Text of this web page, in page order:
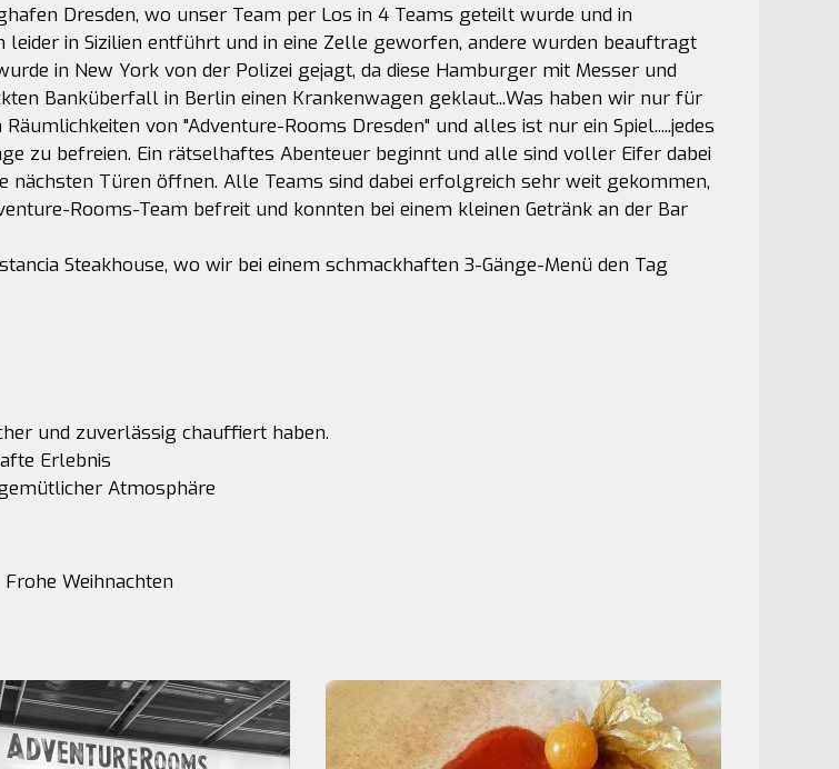
Dresden, wo unser Team per Los in 4 Teams geteilt wurde und in
leider in Sizilien entführt und in eine Zelle geworfen, andere wurden beauftragt
in New York von der Polizei gejagt, da diese Hamburger mit Messer und
Banküberfall in Berlin einen Krankenwagen geklaut...Was haben wir nur für
von "Adventure-Rooms Dresden" und alles ist nur ein Spiel.....jedes
zu befreien. Ein rätselhaftes Abenteuer beginnt und alle sind voller Eifer dabei
nächsten Türen öffnen. Alle Teams sind dabei erfolgreich sehr weit gekommen,
Rooms-Team befreit und konnten bei einem kleinen Getränk an der Bar
Steakhouse, wo wir bei einem schmackhaften 3-Gänge-Menü den Tag
und zuverlässig chauffiert haben.
Erlebnis
Atmosphäre
Frohe Weihnachten